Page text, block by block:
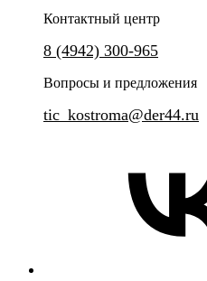
Контактный центр
8 (4942) 300-965
Вопросы и предложения
tic_kostroma@der44.ru